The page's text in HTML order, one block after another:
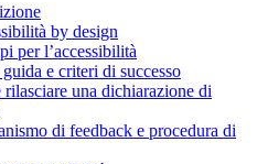
by design
per l’accessibilità
e criteri di successo
rilasciare una dichiarazione di
di feedback e procedura di